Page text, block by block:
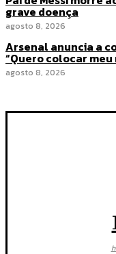
grave doença
agosto 8, 2026
Arsenal anuncia a
“Quero colocar
agosto 8, 2026